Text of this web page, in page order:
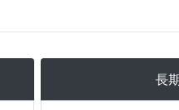
長